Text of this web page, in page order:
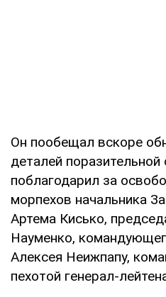
Он пообещал вскоре
деталей поразительной
поблагодарил за
морпехов начальника
Артема Кисько,
Науменко,
Алексея Неижпапу,
пехотой генерал-